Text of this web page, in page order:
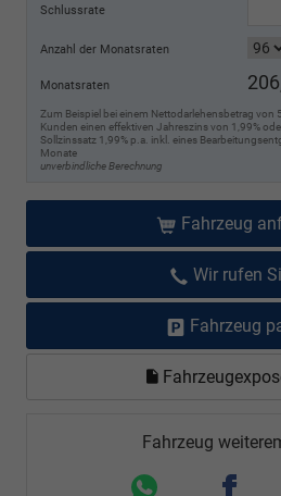
Schlussrate
Anzahl der Monatsraten
Monatsraten
Zum Beispiel bei einem Nettodarlehensbetrag von
Kunden einen effektiven Jahreszins von 1,99%
Sollzinssatz 1,99% p.a. inkl. eines
Monate
unverbindliche Berechnung
Fahrzeug
Wir rufen
Fahrzeug
Fahrzeug